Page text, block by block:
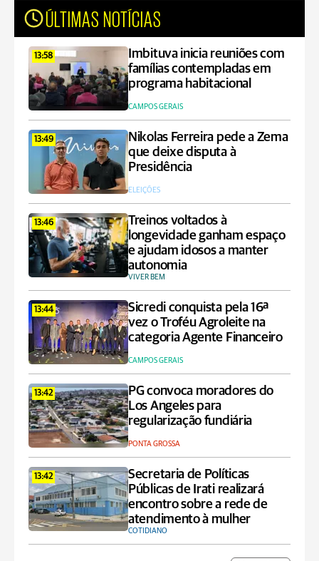
ÚLTIMAS NOTÍCIAS
13:58
Imbituva inicia reuniões com
famílias contempladas em
programa habitacional
CAMPOS GERAIS
13:49
Nikolas Ferreira pede a Zema
que deixe disputa à
Presidência
ELEIÇÕES
13:46
Treinos voltados à
longevidade ganham espaço
e ajudam idosos a manter
autonomia
VIVER BEM
13:44
Sicredi conquista pela 16ª
vez o Troféu Agroleite na
categoria Agente Financeiro
CAMPOS GERAIS
13:42
PG convoca moradores do
Los Angeles para
regularização fundiária
PONTA GROSSA
13:42
Secretaria de Políticas
Públicas de Irati realizará
encontro sobre a rede de
atendimento à mulher
COTIDIANO